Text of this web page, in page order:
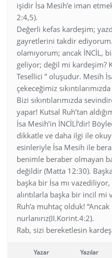
işidir İsa Mesih’e iman
2:4,5).
Değerli kefas kardeşim;
gayretlerini takdir
olamıyorum; ancak İNCİL,
geliyor; değil mi kardeşim?
Tesellici ” oluşudur. Mesih
çekeceğimiz
Bizi sıkıntılarımızda
yapar! Kutsal Ruh’tan
İsa Mesih’in İNCİLİ’dir!
dikkatle ve daha ilgi ile
esinleriyle İsa Mesih ile
benimle beraber olmayan
değildir (Matta 12:30).
başka bir İsa mı
alıntılarla başka bir incil mi
Ruh’a muhtaç olduk!
nurlanırız(II.Korint.4:2).
Rab, sizi bereketlesin
Yazar Yazılar